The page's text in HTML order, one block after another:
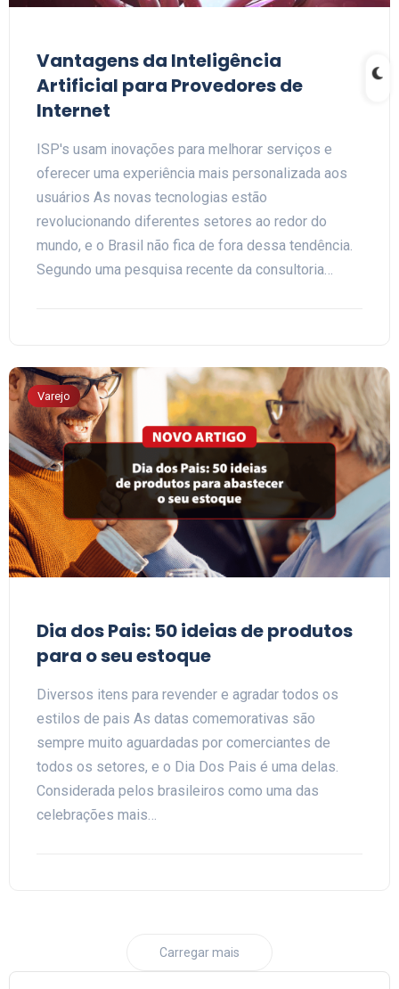
Vantagens da Inteligência
Artificial para Provedores de
Internet
ISP's usam inovações para melhorar serviços e
oferecer uma experiência mais personalizada aos
usuários As novas tecnologias estão
revolucionando diferentes setores ao redor do
mundo, e o Brasil não fica de fora dessa tendência.
Segundo uma pesquisa recente da consultoria…
Varejo
Dia dos Pais: 50 ideias de produtos
para o seu estoque
Diversos itens para revender e agradar todos os
estilos de pais As datas comemorativas são
sempre muito aguardadas por comerciantes de
todos os setores, e o Dia Dos Pais é uma delas.
Considerada pelos brasileiros como uma das
celebrações mais…
Carregar mais